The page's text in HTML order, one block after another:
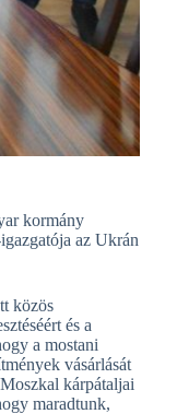
kormány
az Ukrán
közös
és a
a mostani
vásárlását
kárpátaljai
maradtunk,